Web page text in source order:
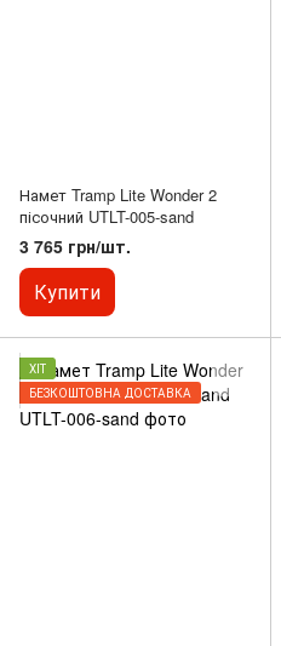
Намет Tramp Lite Wonder 2
пісочний UTLT-005-sand
3 765 грн/шт.
Купити
ХІТ
БЕЗКОШТОВНА ДОСТАВКА